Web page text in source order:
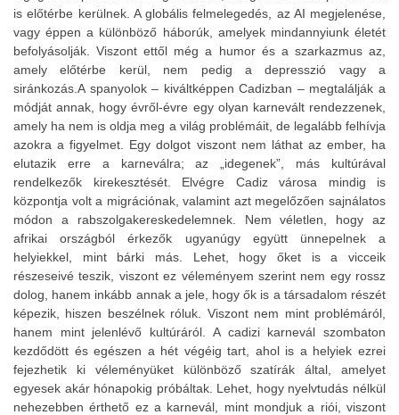
is előtérbe kerülnek. A globális felmelegedés, az AI megjelenése,
vagy éppen a különböző háborúk, amelyek mindannyiunk életét
befolyásolják. Viszont ettől még a humor és a szarkazmus az,
amely előtérbe kerül, nem pedig a depresszió vagy a
siránkozás.A spanyolok – kiváltképpen Cadizban – megtalálják a
módját annak, hogy évről-évre egy olyan karnevált rendezzenek,
amely ha nem is oldja meg a világ problémáit, de legalább felhívja
azokra a figyelmet. Egy dolgot viszont nem láthat az ember, ha
elutazik erre a karneválra; az „idegenek”, más kultúrával
rendelkezők kirekesztését. Elvégre Cadiz városa mindig is
központja volt a migrációnak, valamint azt megelőzően sajnálatos
módon a rabszolgakereskedelemnek. Nem véletlen, hogy az
afrikai országból érkezők ugyanúgy együtt ünnepelnek a
helyiekkel, mint bárki más. Lehet, hogy őket is a vicceik
részeseivé teszik, viszont ez véleményem szerint nem egy rossz
dolog, hanem inkább annak a jele, hogy ők is a társadalom részét
képezik, hiszen beszélnek róluk. Viszont nem mint problémáról,
hanem mint jelenlévő kultúráról. A cadizi karnevál szombaton
kezdődött és egészen a hét végéig tart, ahol is a helyiek ezrei
fejezhetik ki véleményüket különböző szatírák által, amelyet
egyesek akár hónapokig próbáltak. Lehet, hogy nyelvtudás nélkül
nehezebben érthető ez a karnevál, mint mondjuk a riói, viszont